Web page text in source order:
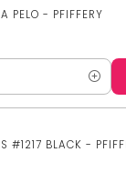
PELO - PFIFFERY
#1217 BLACK -